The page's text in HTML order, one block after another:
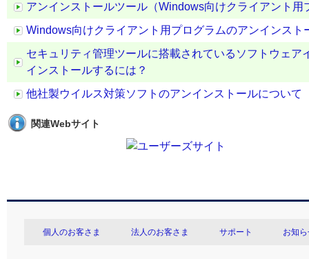
アンインストールツール（Windows向けクライアント
Windows向けクライアント用プログラムのアンインスト
セキュリティ管理ツールに搭載されているソフトウェ
インストールするには？
他社製ウイルス対策ソフトのアンインストールについて
関連Webサイト
個人のお客さま 法人のお客さま サポート お知